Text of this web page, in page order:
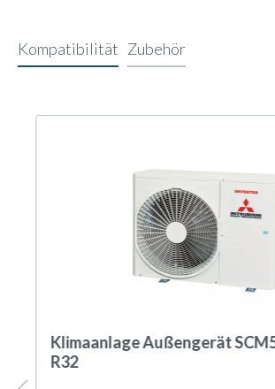
Kompatibilität Zubehör
Klimaanlage Außengerät
R32